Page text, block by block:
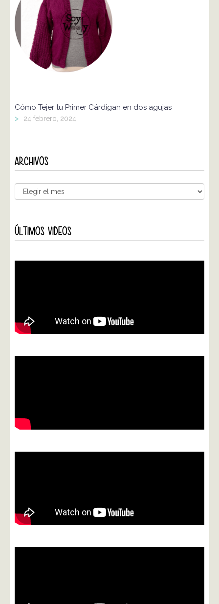
Cómo Tejer tu Primer Cárdigan en dos agujas
> 24 febrero, 2024
ARCHIVOS
ÚLTIMOS VIDEOS